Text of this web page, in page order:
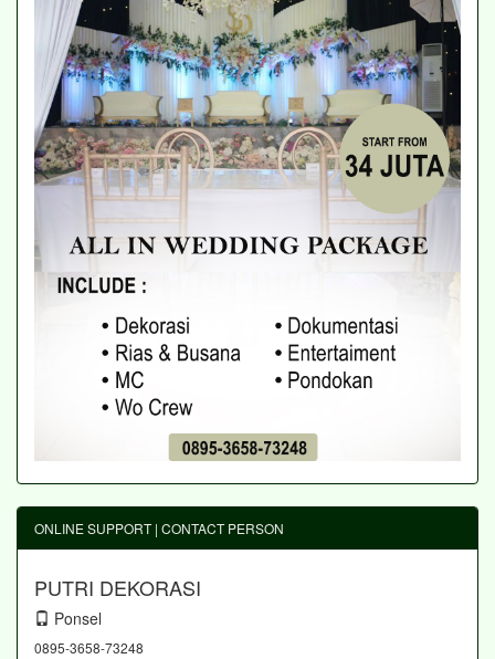
ONLINE SUPPORT | CONTACT PERSON
PUTRI DEKORASI
Ponsel
0895-3658-73248